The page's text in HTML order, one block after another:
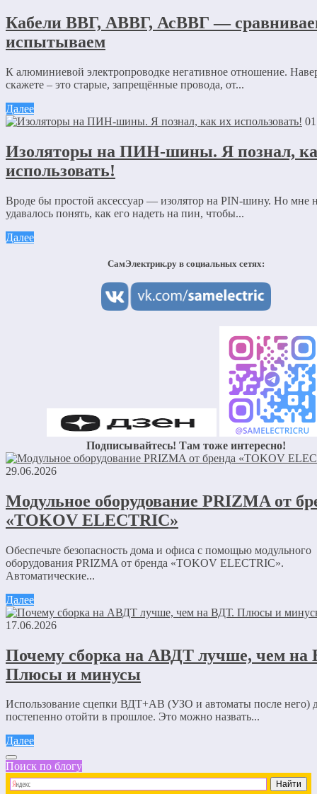
Кабели ВВГ, АВВГ, АсВВГ —
испытываем
К алюминиевой электропроводке негативное отношение.
скажете – это старые, запрещённые провода, от...
Далее
Изоляторы на ПИН-шины. Я познал,
использовать!
Вроде бы простой аксессуар — изолятор на PIN-шину. Но мне
удавалось понять, как его надеть на пин, чтобы...
Далее
СамЭлектрик.ру в социальных сетях:
Подписывайтесь! Там тоже интересно!
29.06.2026
Модульное оборудование PRIZMA от
«TOKOV ELECTRIC»
Обеспечьте безопасность дома и офиса с помощью модульного
оборудования PRIZMA от бренда «TOKOV ELECTRIC».
Автоматические...
Далее
17.06.2026
Почему сборка на АВДТ лучше, чем на
Плюсы и минусы
Использование сцепки ВДТ+АВ (УЗО и автоматы после него)
постепенно отойти в прошлое. Это можно назвать...
Далее
Поиск по блогу